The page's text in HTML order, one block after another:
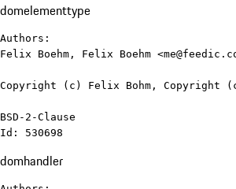
domelementtype
Authors:
Felix Boehm, Felix Boehm
Copyright (c) Felix Bohm, Copyright
BSD-2-Clause
Id: 530698
domhandler